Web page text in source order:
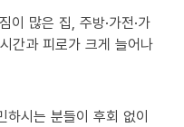
이 많은 집, 주방·가전·가
간과 피로가 크게 늘어나
하시는 분들이 후회 없이